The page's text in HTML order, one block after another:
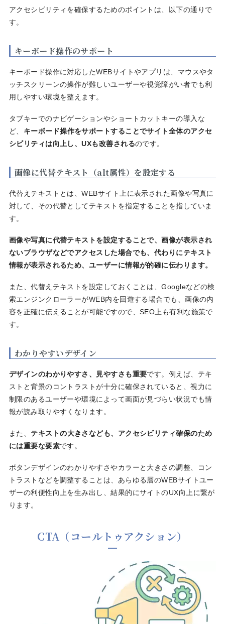
アクセシビリティを確保するためのポイントは、以下の通りで
す。
キーボード操作のサポート
キーボード操作に対応したWEBサイトやアプリは、マウスやタ
ッチスクリーンの操作が難しいユーザーや視覚障がい者でも利
用しやすい環境を整えます。
タブキーでのナビゲーションやショートカットキーの導入な
ど、 キーボード操作をサポートすることでサイト全体のアクセ
シビリティは向上し、UXも改善されるのです。
画像に代替テキスト（alt属性）を設定する
代替えテキストとは、WEBサイト上に表示された画像や写真に
対して、その代替としてテキストを指定することを指していま
す。
画像や写真に代替テキストを設定することで、画像が表示され
ないブラウザなどでアクセスした場合でも、代わりにテキスト
情報が表示されるため、ユーザーに情報が的確に伝わります。
また、代替えテキストを設定しておくことは、Googleなどの検
索エンジンクローラーがWEB内を回遊する場合でも、画像の内
容を正確に伝えることが可能ですので、SEO上も有利な施策で
す。
わかりやすいデザイン
デザインのわかりやすさ、見やすさも重要です。例えば、テキ
ストと背景のコントラストが十分に確保されていると、視力に
制限のあるユーザーや環境によって画面が見づらい状況でも情
報が読み取りやすくなります。
また、 テキストの大きさなども、アクセシビリティ確保のため
には重要な要素です。
ボタンデザインのわかりやすさやカラーと大きさの調整、コン
トラストなどを調整することは、あらゆる層のWEBサイトユー
ザーの利便性向上を生み出し、結果的にサイトのUX向上に繋が
ります。
CTA（コールトゥアクション）